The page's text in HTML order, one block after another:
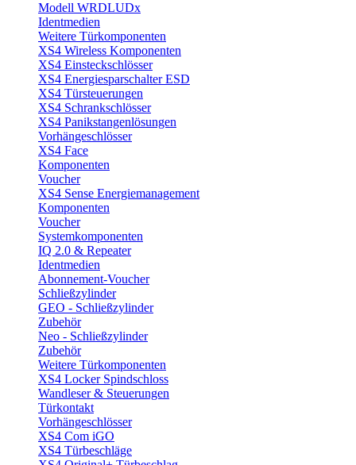
Modell WRDLUDx
Identmedien
Weitere Türkomponenten
XS4 Wireless Komponenten
XS4 Einsteckschlösser
XS4 Energiesparschalter ESD
XS4 Türsteuerungen
XS4 Schrankschlösser
XS4 Panikstangenlösungen
Vorhängeschlösser
XS4 Face
Komponenten
Voucher
XS4 Sense Energiemanagement
Komponenten
Voucher
Systemkomponenten
IQ 2.0 & Repeater
Identmedien
Abonnement-Voucher
Schließzylinder
GEO - Schließzylinder
Zubehör
Neo - Schließzylinder
Zubehör
Weitere Türkomponenten
XS4 Locker Spindschloss
Wandleser & Steuerungen
Türkontakt
Vorhängeschlösser
XS4 Com iGO
XS4 Türbeschläge